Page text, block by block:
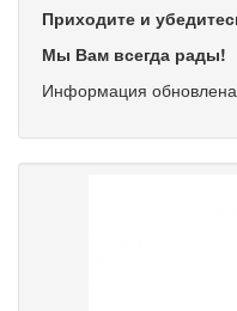
Приходите и
Мы Вам всегда рады!
Информация